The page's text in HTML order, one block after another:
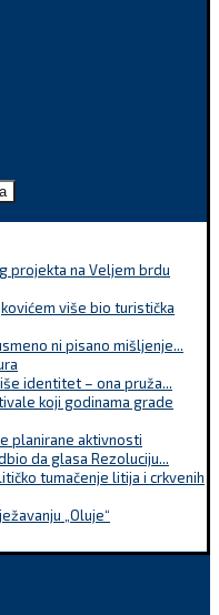
projekta na Veljem brdu
više bio turistička
ni pisano mišljenje...
identitet – ona pruža...
koji godinama grade
planirane aktivnosti
da glasa Rezoluciju...
tumačenje litija i crkvenih
„Oluje“